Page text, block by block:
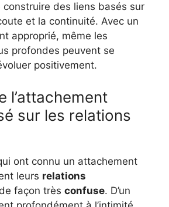
construire des liens basés sur
et la continuité. Avec un
approprié, même les
profondes peuvent se
positivement.
l’attachement
sur les relations
ont connu un attachement
leurs relations
de façon très confuse. D’un